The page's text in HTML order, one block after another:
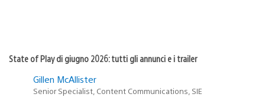
State of Play di giugno 2026: tutti gli annunci e i trailer
Gillen McAllister
Senior Specialist, Content Communications, SIE